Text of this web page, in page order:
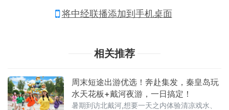
将中经联播添加到手机桌面
相关推荐
周末短途出游优选！奔赴集发，秦皇岛玩
水天花板+戴河夜游，一日搞定！
暑期到访北戴河,想要一天之内体验清凉戏水、